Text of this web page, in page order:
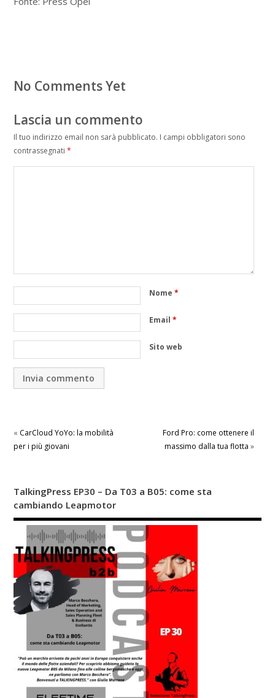
No Comments Yet
Lascia un commento
Il tuo indirizzo email non sarà pubblicato. I campi obbligatori sono
contrassegnati *
Nome *
Email *
Sito web
« CarCloud YoYo: la mobilità
per i più giovani
Ford Pro: come ottenere il
massimo dalla tua flotta »
TalkingPress EP30 – Da T03 a B05: come sta
cambiando Leapmotor